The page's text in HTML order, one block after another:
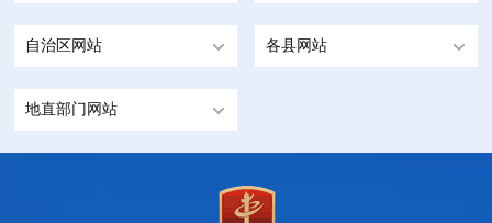
自治区网站 各县网站
地直部门网站